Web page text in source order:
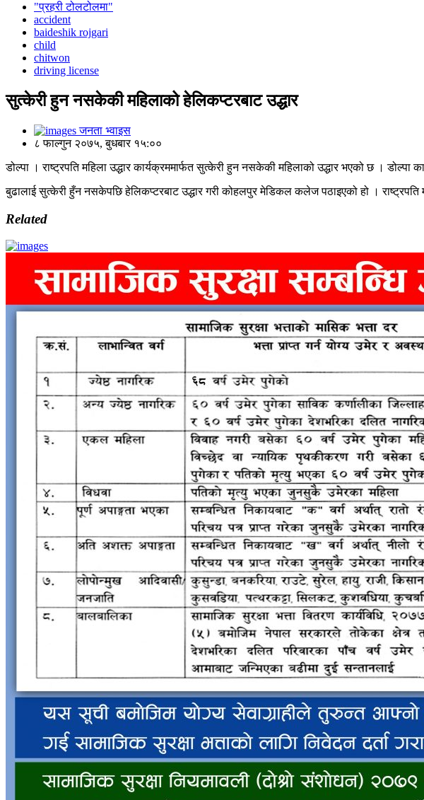
"प्रहरी टोलटोलमा"
accident
baideshik rojgari
child
chitwon
driving license
सुत्केरी हुन नसकेकी महिलाको हेलिकप्टरबाट उद्धार
जनता भ्वाइस
८ फाल्गुन २०७५, बुधबार १५:००
डोल्पा । राष्ट्रपति महिला उद्धार कार्यक्रममार्फत सुत्केरी हुन नसकेकी महिलाको उद्धार भएको छ । डोल्पा
बुढालाई सुत्केरी हुँन नसकेपछि हेलिकप्टरबाट उद्धार गरी कोहलपुर मेडिकल कलेज पठाइएको हो । राष्ट्रपति
Related